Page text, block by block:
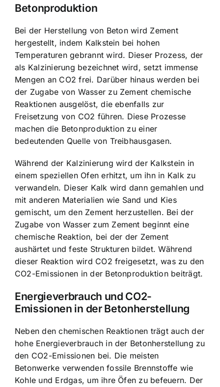
Betonproduktion
Bei der Herstellung von Beton wird Zement
hergestellt, indem Kalkstein bei hohen
Temperaturen gebrannt wird. Dieser Prozess, der
als Kalzinierung bezeichnet wird, setzt immense
Mengen an CO2 frei. Darüber hinaus werden bei
der Zugabe von Wasser zu Zement chemische
Reaktionen ausgelöst, die ebenfalls zur
Freisetzung von CO2 führen. Diese Prozesse
machen die Betonproduktion zu einer
bedeutenden Quelle von Treibhausgasen.
Während der Kalzinierung wird der Kalkstein in
einem speziellen Ofen erhitzt, um ihn in Kalk zu
verwandeln. Dieser Kalk wird dann gemahlen und
mit anderen Materialien wie Sand und Kies
gemischt, um den Zement herzustellen. Bei der
Zugabe von Wasser zum Zement beginnt eine
chemische Reaktion, bei der der Zement
aushärtet und feste Strukturen bildet. Während
dieser Reaktion wird CO2 freigesetzt, was zu den
CO2-Emissionen in der Betonproduktion beiträgt.
Energieverbrauch und CO2-
Emissionen in der Betonherstellung
Neben den chemischen Reaktionen trägt auch der
hohe Energieverbrauch in der Betonherstellung zu
den CO2-Emissionen bei. Die meisten
Betonwerke verwenden fossile Brennstoffe wie
Kohle und Erdgas, um ihre Öfen zu befeuern. Der